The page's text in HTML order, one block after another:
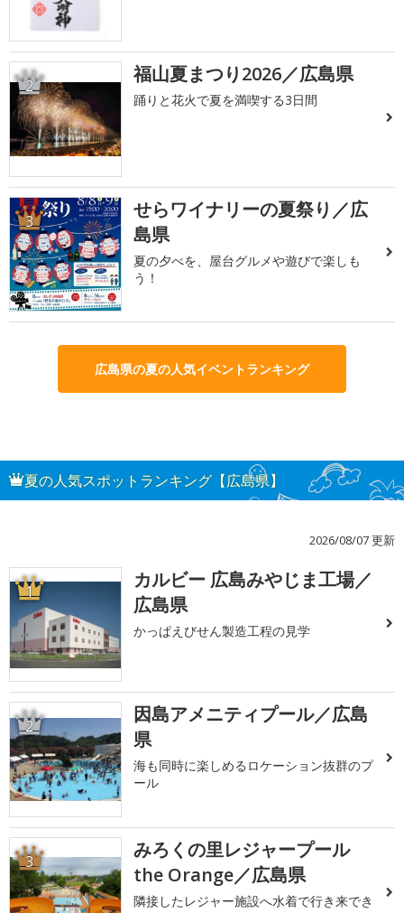
2 福山夏まつり2026／広島県
踊りと花火で夏を満喫する3日間
3
せらワイナリーの夏祭り／広
島県
夏の夕べを、屋台グルメや遊びで楽しも
う！
広島県の夏の人気イベントランキング
夏の人気スポットランキング【広島県】
2026/08/07 更新
1
カルビー 広島みやじま工場／
広島県
かっぱえびせん製造工程の見学
2
因島アメニティプール／広島
県
海も同時に楽しめるロケーション抜群のプ
ール
3
みろくの里レジャープール
the Orange／広島県
隣接したレジャー施設へ水着で行き来でき